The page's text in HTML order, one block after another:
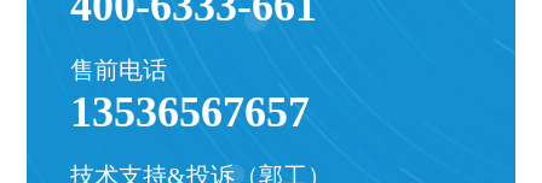
售前电话
13536567657
技术支持&投诉（郭工）